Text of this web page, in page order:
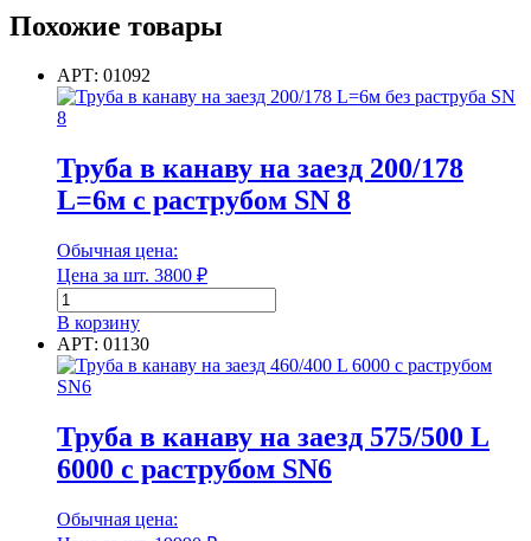
канаву
заезд
630/548
раструбом
Похожие товары
АРТ: 01092
Труба в канаву на заезд 200/178
L=6м с раструбом SN 8
Обычная цена:
Цена за шт. 3800 ₽
Количество
товара
Труба
в
канаву
заезд
200/178
L=6м
с
раструбом
SN
В корзину
АРТ: 01130
Труба в канаву на заезд 575/500 L
6000 с раструбом SN6
Обычная цена: